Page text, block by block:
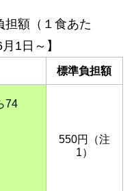
担額（１食あた
1日～】
標準負担額
74
550円
（注
1）